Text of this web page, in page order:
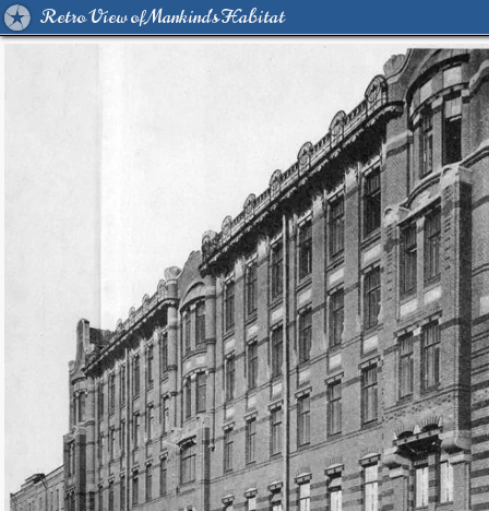
Retro View of Mankind's Habitat